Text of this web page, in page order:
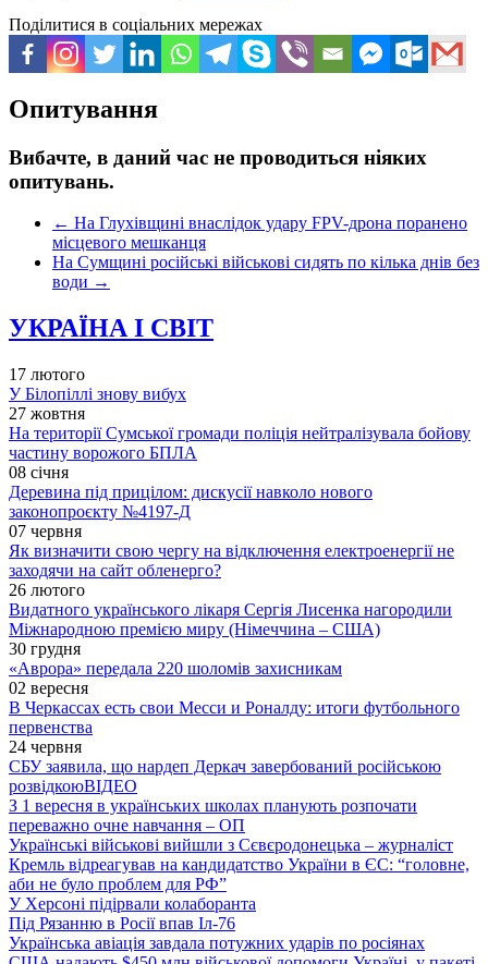
Поділитися в соціальних мережах
Опитування
Вибачте, в даний час не проводиться ніяких
опитувань.
← На Глухівщині внаслідок удару FPV-дрона поранено
місцевого мешканця
На Сумщині російські військові сидять по кілька днів без
води →
УКРАЇНА І СВІТ
17 лютого
У Білопіллі знову вибух
27 жовтня
На території Сумської громади поліція нейтралізувала бойову
частину ворожого БПЛА
08 січня
Деревина під прицілом: дискусії навколо нового
законопроєкту №4197-Д
07 червня
Як визначити свою чергу на відключення електроенергії не
заходячи на сайт обленерго?
26 лютого
Видатного українського лікаря Сергія Лисенка нагородили
Міжнародною премією миру (Німеччина – США)
30 грудня
«Аврора» передала 220 шоломів захисникам
02 вересня
В Черкассах есть свои Месси и Роналду: итоги футбольного
первенства
24 червня
СБУ заявила, що нардеп Деркач завербований російською
розвідкоюВІДЕО
З 1 вересня в українських школах планують розпочати
переважно очне навчання – ОП
Українські військові вийшли з Сєвєродонецька – журналіст
Кремль відреагував на кандидатство України в ЄС: “головне,
аби не було проблем для РФ”
У Херсоні підірвали колаборанта
Під Рязанню в Росії впав Іл-76
Українська авіація завдала потужних ударів по росіянах